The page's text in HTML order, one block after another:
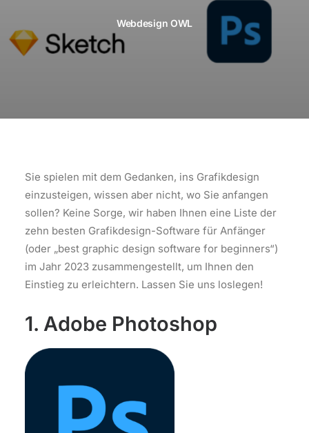
Webdesign OWL
Sie spielen mit dem Gedanken, ins Grafikdesign
einzusteigen, wissen aber nicht, wo Sie anfangen
sollen? Keine Sorge, wir haben Ihnen eine Liste der
zehn besten Grafikdesign-Software für Anfänger
(oder „best graphic design software for beginners“)
im Jahr 2023 zusammengestellt, um Ihnen den
Einstieg zu erleichtern. Lassen Sie uns loslegen!
1. Adobe Photoshop